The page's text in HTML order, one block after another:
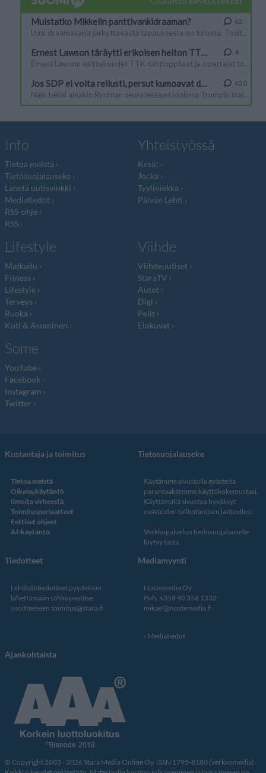
Info
Tietoa meistä
Tietosuojalauseke
Lähetä uutisvinkki
Mediatiedot
RSS-ohje
RSS
Yhteistyössä
Kesä!
Jocka
Tyyliniekka
Päivän Lehti
Lifestyle
Matkailu
Fitness
Lifestyle
Terveys
Ruoka
Koti & Asuminen
Viihde
Viihdeuutiset
StaraTV
Autot
Digi
Pelit
Elokuvat
Some
YouTube
Facebook
Instagram
Twitter
Kustantaja ja toimitus
Tietoa meistä
Oikaisukäytäntö
Ilmoita virheestä
Toimitusperiaatteet
Eettiset ohjeet
AI-käytäntö
Tietosuojalauseke
Käytämme sivustolla evästeitä
parantaaksemme käyttökokemustasi.
Käyttämällä sivustoa hyväksyt
evästeiden tallentamisen laitteellesi.
Verkkopalvelun tiedosuojalauseke
löytyy tästä.
Tiedotteet
Lehdistötiedotteet pyydetään
lähettämään sähköpostitse
osoitteeseen toimitus@stara.fi
Mediamyynti
Nostemedia Oy
Puh. +358 40 356 1332
mikael@nostemedia.fi
Mediatiedot
Ajankohtaista
© Copyright 2003 - 2026 Stara Media Online Oy. ISSN 1795-8180 (verkkomedia).